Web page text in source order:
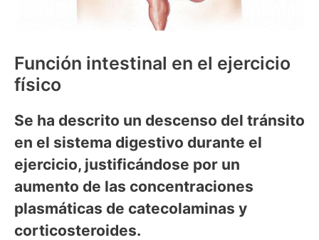
Función intestinal en el ejercicio
físico
Se ha descrito un descenso del tránsito
en el sistema digestivo durante el
ejercicio, justificándose por un
aumento de las concentraciones
plasmáticas de catecolaminas y
corticosteroides.